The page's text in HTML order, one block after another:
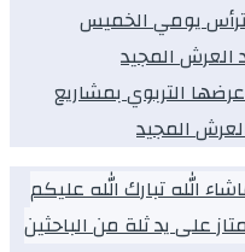
يومي الخميس
العرش المجيد
التربوي بمشاريع
المجيد
الله تبارك الله عليكم
على يد ثلة من الباحثين